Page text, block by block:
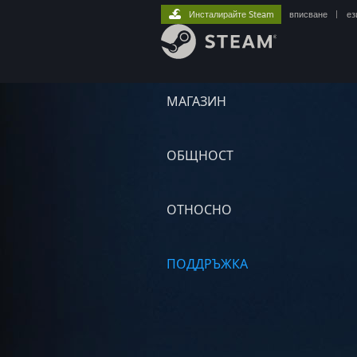
МАГАЗИН
ОБЩНОСТ
ОТНОСНО
ПОДДРЪЖКА
Инсталирайте Steam вписване